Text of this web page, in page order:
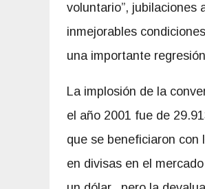
voluntario”, jubilaciones
inmejorables
una importante
La implosión de la
el año 2001 fue de
que se beneficiaron
en divisas en el